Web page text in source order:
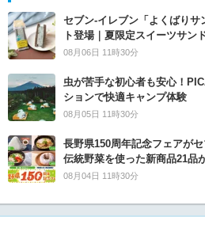
セブン‐イレブン「よくばり
ト登場｜夏限定スイーツサン
08月06日 11時30分
虫が苦手な初心者も安心！
ションで快適キャンプ体験
08月05日 11時30分
長野県150周年記念フェアが
伝統野菜を使った新商品21品
08月04日 11時30分